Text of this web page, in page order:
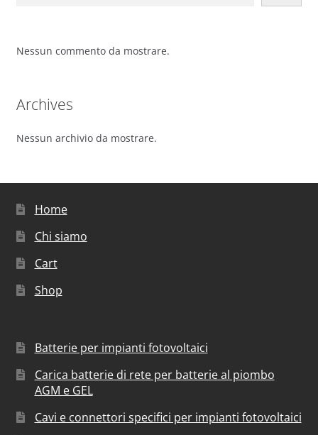
Nessun commento da mostrare.
Archives
Nessun archivio da mostrare.
Home
Chi siamo
Cart
Shop
Batterie per impianti fotovoltaici
Carica batterie di rete per batterie al piombo
AGM e GEL
Cavi e connettori specifici per impianti fotovoltaici